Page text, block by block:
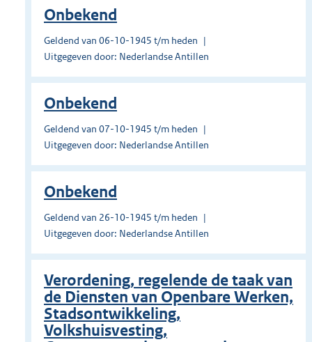
Onbekend
Geldend van 06-10-1945 t/m heden
Uitgegeven door: Nederlandse Antillen
Onbekend
Geldend van 07-10-1945 t/m heden
Uitgegeven door: Nederlandse Antillen
Onbekend
Geldend van 26-10-1945 t/m heden
Uitgegeven door: Nederlandse Antillen
Verordening, regelende de taak van
de Diensten van Openbare Werken,
Stadsontwikkeling,
Volkshuisvesting,